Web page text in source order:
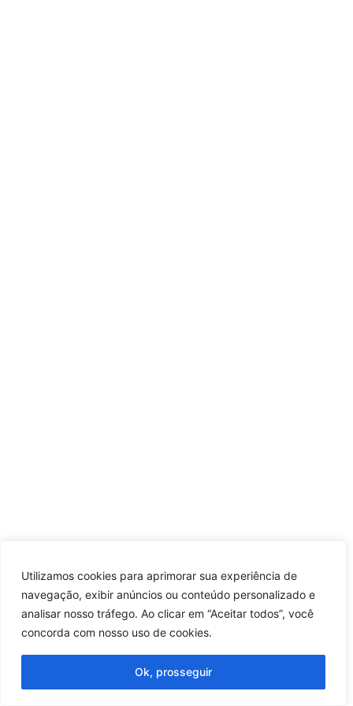
Utilizamos cookies para aprimorar sua experiência de
navegação, exibir anúncios ou conteúdo personalizado e
analisar nosso tráfego. Ao clicar em “Aceitar todos”, você
concorda com nosso uso de cookies.
Ok, prosseguir